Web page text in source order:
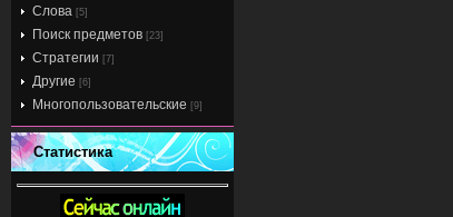
Слова [5]
Поиск предметов [23]
Стратегии [7]
Другие [6]
Многопользовательские [9]
Статистика